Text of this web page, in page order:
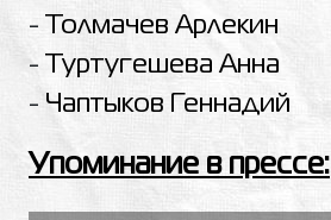
-
Толмачев Арлекин
-
Туртугешева Анна
- Чаптыков Геннадий
Упоминание в прессе: